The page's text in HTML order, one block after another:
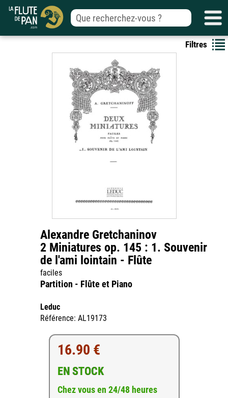
Filtres
Alexandre Gretchaninov
2 Miniatures op. 145 : 1. Souvenir
de l'ami lointain - Flûte
faciles
Partition - Flûte et Piano
Leduc
Référence: AL19173
16.90 €
EN STOCK
Chez vous en 24/48 heures